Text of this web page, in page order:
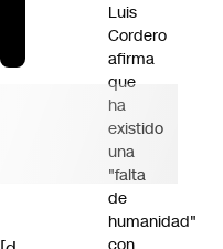
Luis
Cordero
afirma
que
ha
existido
una
"falta
de
humanidad"
con